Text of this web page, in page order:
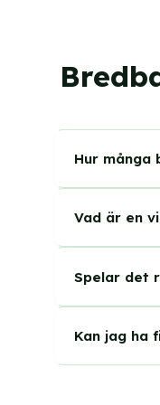
Hur många
fiber-
Vad är en
använder
support och
Spelar det
En billigare
viktigt för
Kan jag ha